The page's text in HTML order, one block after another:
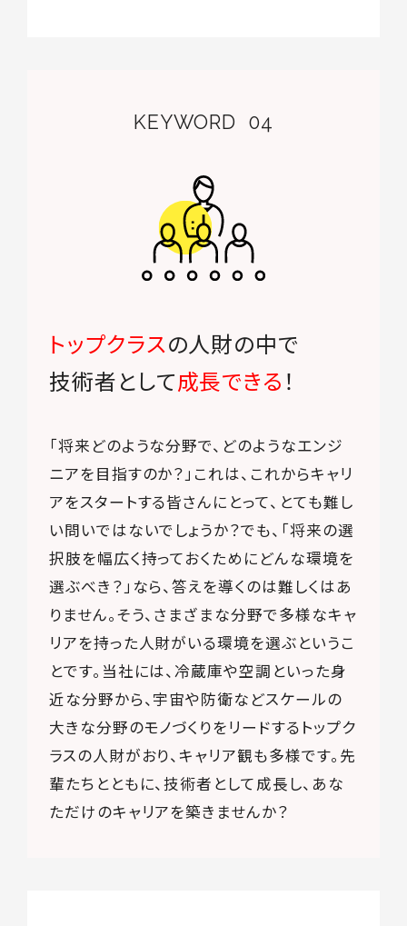
KEYWORD 04
トップクラスの人財の中で
技術者として成長できる ！
「将来どのような分野で、どのようなエンジ
ニアを目指すのか？」これは、これからキャリ
アをスタートする皆さんにとって、とても難し
い問いではないでしょうか？でも、「将来の選
択肢を幅広く持っておくためにどんな環境を
選ぶべき？」なら、答えを導くのは難しくはあ
りません。そう、さまざまな分野で多様なキャ
リアを持った人財がいる環境を選ぶというこ
とです。当社には、冷蔵庫や空調といった身
近な分野から、宇宙や防衛などスケールの
大きな分野のモノづくりをリードするトップク
ラスの人財がおり、キャリア観も多様です。先
輩たちとともに、技術者として成長し、あな
ただけのキャリアを築きませんか？